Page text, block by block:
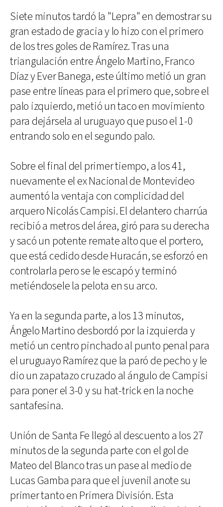
Siete minutos tardó la "Lepra" en demostrar su
gran estado de gracia y lo hizo con el primero
de los tres goles de Ramírez. Tras una
triangulación entre Ángelo Martino, Franco
Díaz y Ever Banega, este último metió un gran
pase entre líneas para el primero que, sobre el
palo izquierdo, metió un taco en movimiento
para dejársela al uruguayo que puso el 1-0
entrando solo en el segundo palo.
Sobre el final del primer tiempo, a los 41,
nuevamente el ex Nacional de Montevideo
aumentó la ventaja con complicidad del
arquero Nicolás Campisi. El delantero charrúa
recibió a metros del área, giró para su derecha
y sacó un potente remate alto que el portero,
que está cedido desde Huracán, se esforzó en
controlarla pero se le escapó y terminó
metiéndosele la pelota en su arco.
Ya en la segunda parte, a los 13 minutos,
Ángelo Martino desbordó por la izquierda y
metió un centro pinchado al punto penal para
el uruguayo Ramírez que la paró de pecho y le
dio un zapatazo cruzado al ángulo de Campisi
para poner el 3-0 y su hat-trick en la noche
santafesina.
Unión de Santa Fe llegó al descuento a los 27
minutos de la segunda parte con el gol de
Mateo del Blanco tras un pase al medio de
Lucas Gamba para que el juvenil anote su
primer tanto en Primera División. Esta